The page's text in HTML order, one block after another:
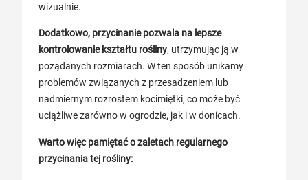
wizualnie.
Dodatkowo, przycinanie pozwala na lepsze
kontrolowanie kształtu rośliny, utrzymując ją w
pożądanych rozmiarach. W ten sposób unikamy
problemów związanych z przesadzeniem lub
nadmiernym rozrostem kocimiętki, co może być
uciążliwe zarówno w ogrodzie, jak i w donicach.
Warto więc pamiętać o zaletach regularnego
przycinania tej rośliny: